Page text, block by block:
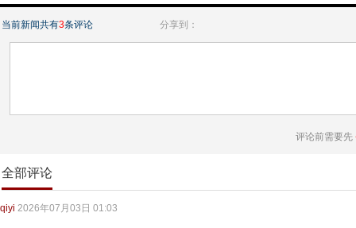
当前新闻共有3条评论 分享到：
评论前需要先
全部评论
qiyi 2026年07月03日 01:03